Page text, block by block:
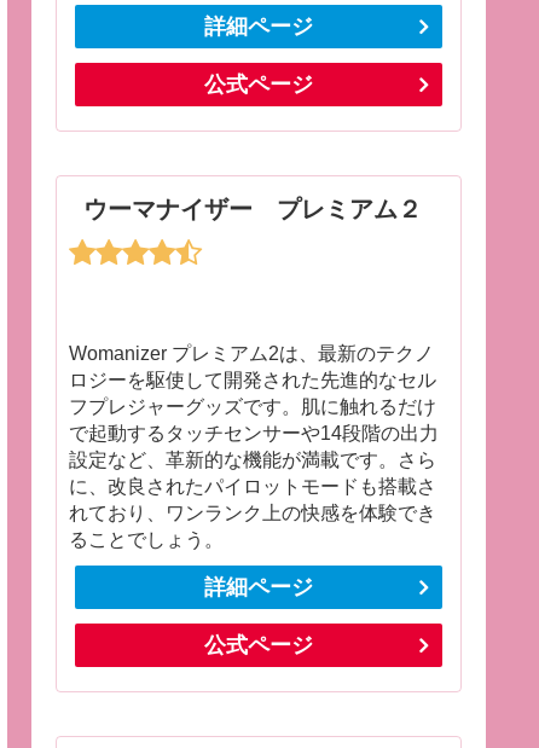
詳細ページ
公式ページ
ウーマナイザー プレミアム２
Womanizer プレミアム2は、最新のテクノ
ロジーを駆使して開発された先進的なセル
フプレジャーグッズです。肌に触れるだけ
で起動するタッチセンサーや14段階の出力
設定など、革新的な機能が満載です。さら
に、改良されたパイロットモードも搭載さ
れており、ワンランク上の快感を体験でき
ることでしょう。
詳細ページ
公式ページ